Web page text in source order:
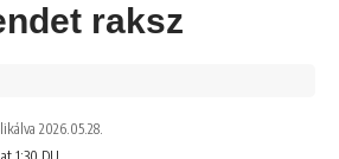
raksz
2026.05.28.